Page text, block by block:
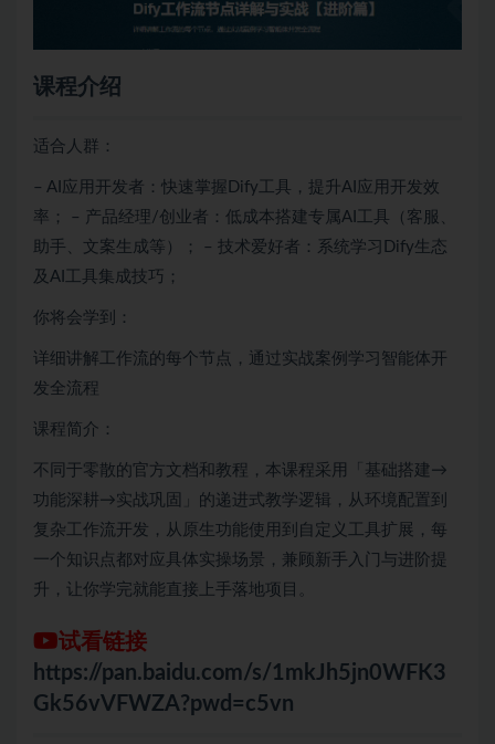
课程介绍
适合人群：
– AI应用开发者：快速掌握Dify工具，提升AI应用开发效
率； – 产品经理/创业者：低成本搭建专属AI工具（客服、
助手、文案生成等）； – 技术爱好者：系统学习Dify生态
及AI工具集成技巧；
你将会学到：
详细讲解工作流的每个节点，通过实战案例学习智能体开
发全流程
课程简介：
不同于零散的官方文档和教程，本课程采用「基础搭建→
功能深耕→实战巩固」的递进式教学逻辑，从环境配置到
复杂工作流开发，从原生功能使用到自定义工具扩展，每
一个知识点都对应具体实操场景，兼顾新手入门与进阶提
升，让你学完就能直接上手落地项目。
试看链接
https://pan.baidu.com/s/1mkJh5jn0WFK3
Gk56vVFWZA?pwd=c5vn